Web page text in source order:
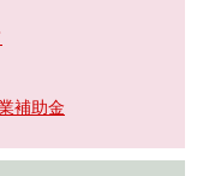
補助金